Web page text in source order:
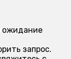
ожидание
запрос.